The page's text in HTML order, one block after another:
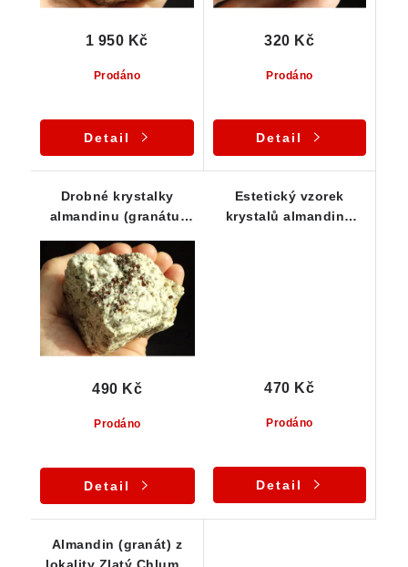
Prodáno
1 950 Kč
Detail
Prodáno
320 Kč
Detail
Drobné krystalky
almandinu (granátu)
Dolní Chrášťany
Prodáno
490 Kč
Detail
Estetický vzorek
krystalů almandinu
Prodáno
470 Kč
Detail
Almandin (granát) z